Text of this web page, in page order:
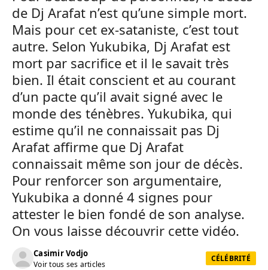
de Dj Arafat n’est qu’une simple mort.
Mais pour cet ex-sataniste, c’est tout
autre. Selon Yukubika, Dj Arafat est
mort par sacrifice et il le savait très
bien. Il était conscient et au courant
d’un pacte qu’il avait signé avec le
monde des ténèbres. Yukubika, qui
estime qu’il ne connaissait pas Dj
Arafat affirme que Dj Arafat
connaissait même son jour de décès.
Pour renforcer son argumentaire,
Yukubika a donné 4 signes pour
attester le bien fondé de son analyse.
On vous laisse découvrir cette vidéo.
Casimir Vodjo
Voir tous ses articles
CÉLÉBRITÉ